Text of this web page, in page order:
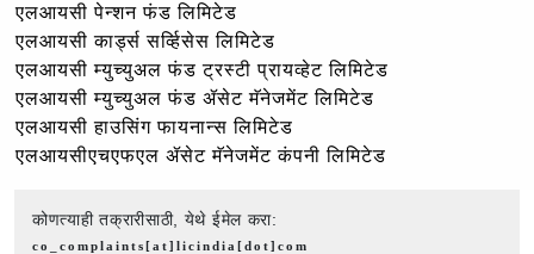
एलआयसी पेन्शन फंड लिमिटेड
एलआयसी कार्ड्स सर्व्हिसेस लिमिटेड
एलआयसी म्युच्युअल फंड ट्रस्टी प्रायव्हेट लिमिटेड
एलआयसी म्युच्युअल फंड ॲसेट मॅनेजमेंट लिमिटेड
एलआयसी हाउसिंग फायनान्स लिमिटेड
एलआयसीएचएफएल ॲसेट मॅनेजमेंट कंपनी लिमिटेड
कोणत्याही तक्रारीसाठी, येथे ईमेल करा:
co_complaints[at]licindia[dot]com